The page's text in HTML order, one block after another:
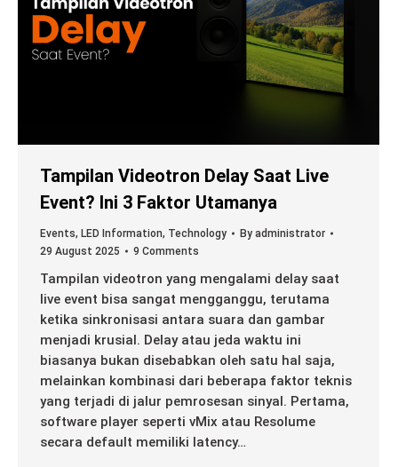
Tampilan Videotron Delay Saat Live
Event? Ini 3 Faktor Utamanya
Events, LED Information, Technology By administrator
29 August 2025
9 Comments
Tampilan videotron yang mengalami delay saat
live event bisa sangat mengganggu, terutama
ketika sinkronisasi antara suara dan gambar
menjadi krusial. Delay atau jeda waktu ini
biasanya bukan disebabkan oleh satu hal saja,
melainkan kombinasi dari beberapa faktor teknis
yang terjadi di jalur pemrosesan sinyal. Pertama,
software player seperti vMix atau Resolume
secara default memiliki latency…